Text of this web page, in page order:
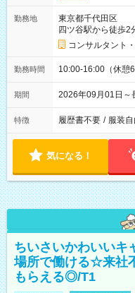
勤務地
東京都千代田区
四ツ谷駅から徒歩2
コンサルタント
勤務時間 10:00-16:00（休憩
期間 2026年09月01日
特徴 履歴書不要 / 服装自
気になる！
ちいさいかわいいキ
場所で働ける☆来社
もらえる◎/T1